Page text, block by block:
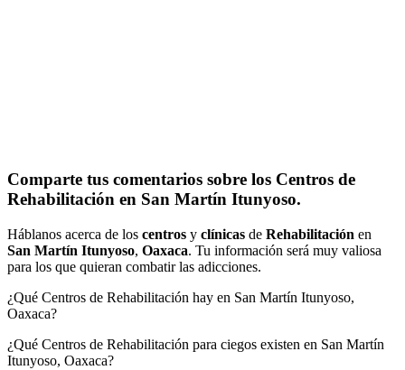
Comparte tus comentarios sobre los Centros de
Rehabilitación en San Martín Itunyoso.
Háblanos acerca de los centros y clínicas de Rehabilitación en
San Martín Itunyoso, Oaxaca. Tu información será muy valiosa
para los que quieran combatir las adicciones.
¿Qué Centros de Rehabilitación hay en San Martín Itunyoso,
Oaxaca?
¿Qué Centros de Rehabilitación para ciegos existen en San Martín
Itunyoso, Oaxaca?